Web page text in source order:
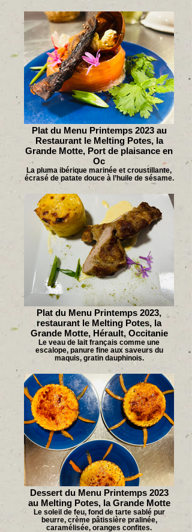
Plat du Menu Printemps 2023 au
Restaurant le Melting Potes, la
Grande Motte, Port de plaisance en
Oc
La pluma ibérique marinée et croustillante,
écrasé de patate douce à l’huile de sésame.
Plat du Menu Printemps 2023,
restaurant le Melting Potes, la
Grande Motte, Hérault, Occitanie
Le veau de lait français comme une
escalope, panure fine aux saveurs du
maquis, gratin dauphinois.
Dessert du Menu Printemps 2023
au Melting Potes, la Grande Motte
Le soleil de feu, fond de tarte sablé pur
beurre, crème pâtissière pralinée,
caramélisée, oranges confites.